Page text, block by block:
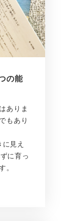
の能
ありま
もあり
見え
に育っ
。